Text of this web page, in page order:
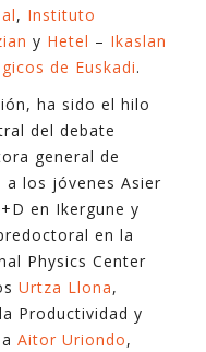
, Instituto
y Hetel – Ikaslan
de Euskadi.
ha sido el hilo
del debate
general de
a los jóvenes Asier
en Ikergune y
en la
Physics Center
Urtza Llona,
Productividad y
Aitor Uriondo,